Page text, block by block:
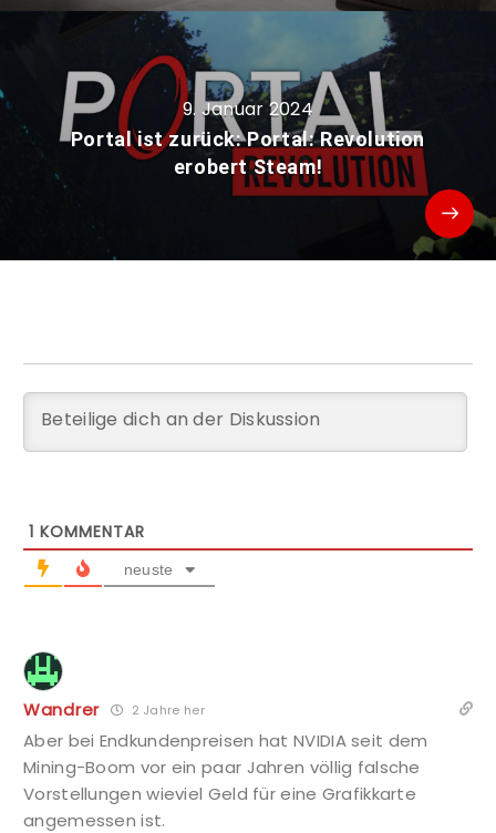
9. Januar 2024
Portal ist zurück: Portal: Revolution
erobert Steam!
1 KOMMENTAR
neuste
Wandrer 2 Jahre her
Aber bei Endkundenpreisen hat NVIDIA seit dem
Mining-Boom vor ein paar Jahren völlig falsche
Vorstellungen wieviel Geld für eine Grafikkarte
angemessen ist.